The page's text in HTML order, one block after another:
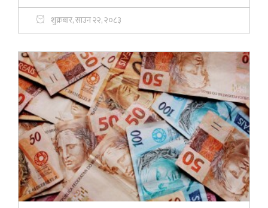
शुक्रबार, साउन २२, २०८३